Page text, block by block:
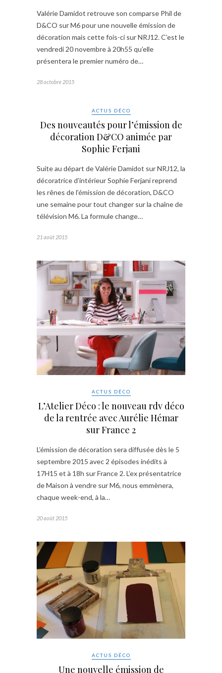
Valérie Damidot retrouve son comparse Phil de
D&CO sur M6 pour une nouvelle émission de
décoration mais cette fois-ci sur NRJ12. C’est le
vendredi 20 novembre à 20h55 qu’elle
présentera le premier numéro de…
28 octobre 2015
ACTUS DÉCO
Des nouveautés pour l’émission de
décoration D&CO animée par
Sophie Ferjani
Suite au départ de Valérie Damidot sur NRJ12, la
décoratrice d’intérieur Sophie Ferjani reprend
les rênes de l’émission de décoration, D&CO
une semaine pour tout changer sur la chaîne de
télévision M6. La formule change…
21 août 2015
ACTUS DÉCO
L’Atelier Déco : le nouveau rdv déco
de la rentrée avec Aurélie Hémar
sur France 2
L’émission de décoration sera diffusée dès le 5
septembre 2015 avec 2 épisodes inédits à
17H15 et à 18h sur France 2. L’ex présentatrice
de Maison à vendre sur M6, nous emmènera,
chaque week-end, à la…
20 août 2015
ACTUS DÉCO
Une nouvelle émission de